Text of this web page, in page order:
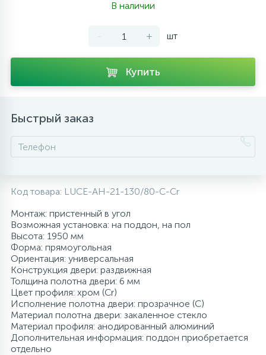
Душевые системы
В наличии
- + шт
Купить
Быстрый заказ
Код товара: LUCE-AH-21-130/80-C-Cr
Монтаж: пристенный в угол
Возможная установка: на поддон, на пол
Высота: 1950 мм
Форма: прямоугольная
Ориентация: универсальная
Конструкция двери: раздвижная
Толщина полотна двери: 6 мм
Цвет профиля: хром (Сr)
Исполнение полотна двери: прозрачное (C)
Материал полотна двери: закаленное стекло
Материал профиля: анодированный алюминий
Дополнительная информация: поддон приобретается
отдельно